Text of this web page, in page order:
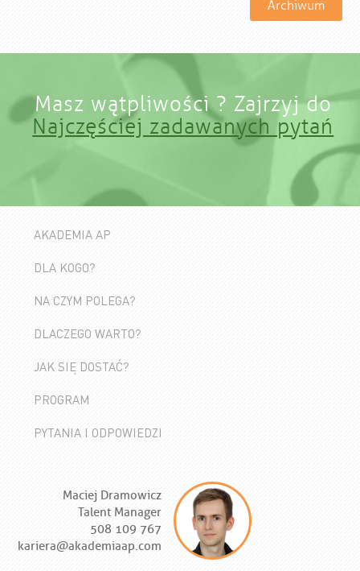
Archiwum
Masz wątpliwości ? Zajrzyj do
Najczęściej zadawanych pytań
AKADEMIA AP
DLA KOGO?
NA CZYM POLEGA?
DLACZEGO WARTO?
JAK SIĘ DOSTAĆ?
PROGRAM
PYTANIA I ODPOWIEDZI
Maciej Dramowicz
Talent Manager
508 109 767
kariera@akademiaap.com